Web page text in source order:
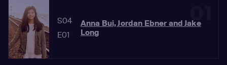
01
S04
E01
Anna Bui, Jordan Ebner and Jake
Long